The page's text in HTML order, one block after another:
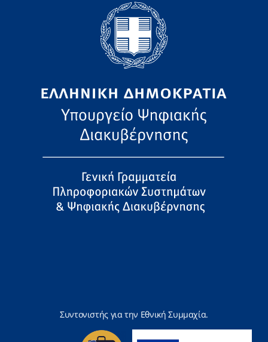
Συντονιστής για την Εθνική Συμμαχία.